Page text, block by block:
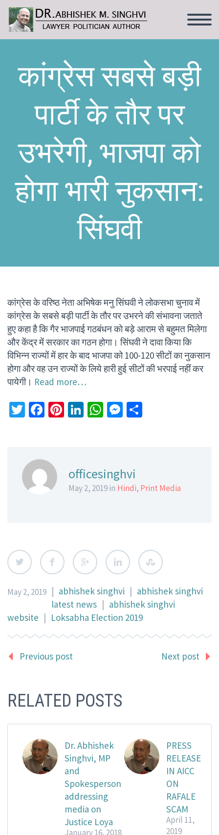
कांग्रेस सबसे बड़ी
पार्टी के तौर पर
उभरेगी, भाजपा को
होगा भारी नुकसान:
सिंघवी
कांग्रेस के वरिष्ठ नेता अभिषेक मनु सिंघवी ने लोकसभा चुनाव में
कांग्रेस के सबसे बड़ी पार्टी के तौर पर उभरने की संभावना जताते
हुए कहा है कि गैर भाजपाई गठबंधन को बड़े आराम से बहुमत मिलेगा
और केंद्र में सरकार का गठन होगा। सिंघवी ने दावा किया कि
विभिन्न राज्यों में हार के बाद भाजपा को 100-120 सीटों का नुकसान
होगा और वह उन राज्यों के लिये हारी हुई सीटों की भरपाई नहीं कर
पायेगी। Read more…
Twitter
Facebook
Pinterest
LinkedIn
WhatsApp
Messenger
officesinghvi
May 2, 2019 in Hindi, Print Media
May 2, 2019 | abhishek singhvi | abhishek singhvi
latest news | abhishek singhvi
website | Loksabha Election 2019
Previous post Next post
RELATED POSTS
Dr. Abhishek
Singhvi, MP
and
Spokesperson
addressing
media on
Justice Loya
January 16, 2018
PRESS
RELEASE
IN AICC
ON
RAFALE
SCAM
April 11,
2019